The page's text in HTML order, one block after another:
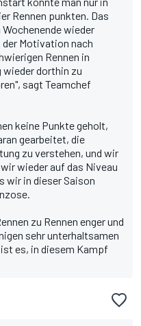
Rennen punkten. Das
wieder
Motivation nach
Rennen in
wieder dorthin zu
sagt Teamchef
keine Punkte geholt,
gearbeitet, die
zu verstehen, und wir
wieder auf das Niveau
wir in dieser Saison
zu Rennen enger und
sehr unterhaltsamen
es, in diesem Kampf